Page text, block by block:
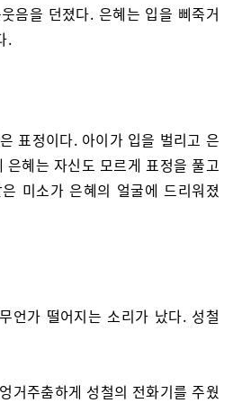
음을 던졌다. 은혜는 입을 삐죽거
.
표정이다. 아이가 입을 벌리고 은
혜는 자신도 모르게 표정을 풀고
미소가 은혜의 얼굴에 드리워졌
언가 떨어지는 소리가 났다. 성철
거주춤하게 성철의 전화기를 주웠